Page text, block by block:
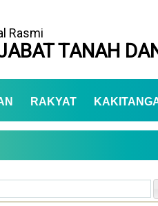
Rasmi
TANAH
RAKYAT